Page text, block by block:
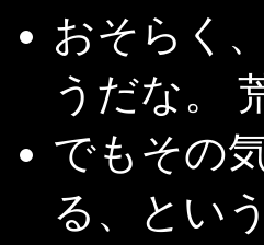
おそらく
うだな。
でもその
る、とい